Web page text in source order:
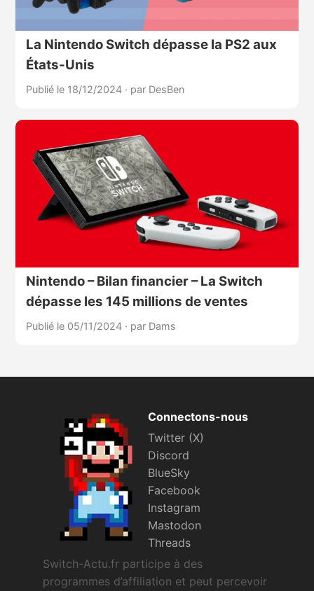
La Nintendo Switch dépasse la PS2 aux
États-Unis
Publié le 18/12/2024 · par DesBen
Nintendo – Bilan financier – La Switch
dépasse les 145 millions de ventes
Publié le 05/11/2024 · par Dams
Connectons-nous
Twitter (X)
Discord
BlueSky
Facebook
Instagram
Mastodon
Threads
Switch-Actu.fr participe à des
programmes d’affiliation et peut percevoir